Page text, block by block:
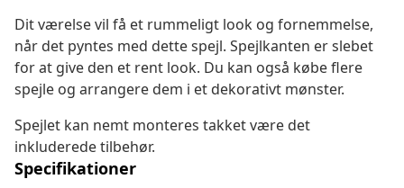
Dit værelse vil få et rummeligt look og fornemmelse,
når det pyntes med dette spejl. Spejlkanten er slebet
for at give den et rent look. Du kan også købe flere
spejle og arrangere dem i et dekorativt mønster.
Spejlet kan nemt monteres takket være det
inkluderede tilbehør.
Specifikationer